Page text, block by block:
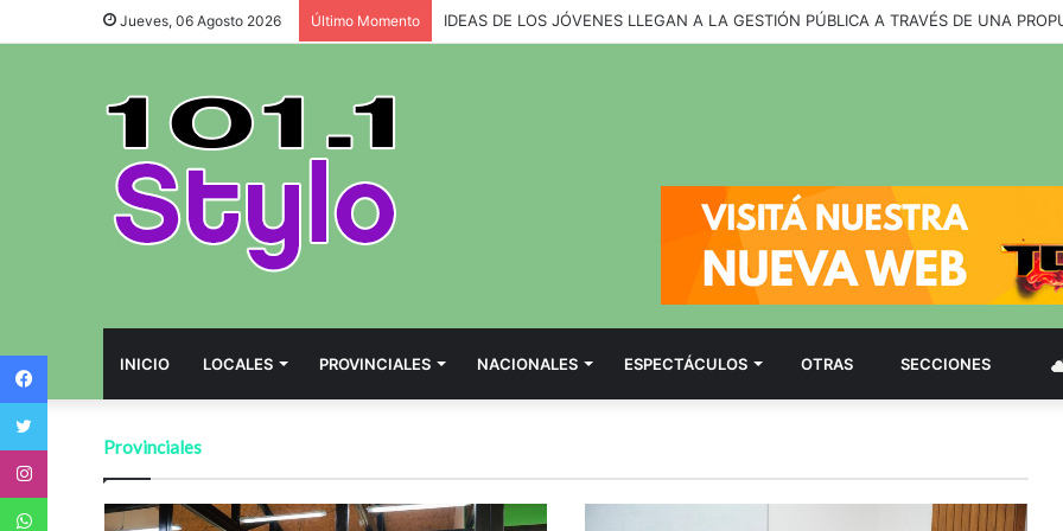
Jueves, 06 Agosto 2026 Último Momento
INICIO LOCALES PROVINCIALES NACIONALES ESPECTÁCULOS OTRAS SECCIONES
Provinciales
Twitter
Instagram